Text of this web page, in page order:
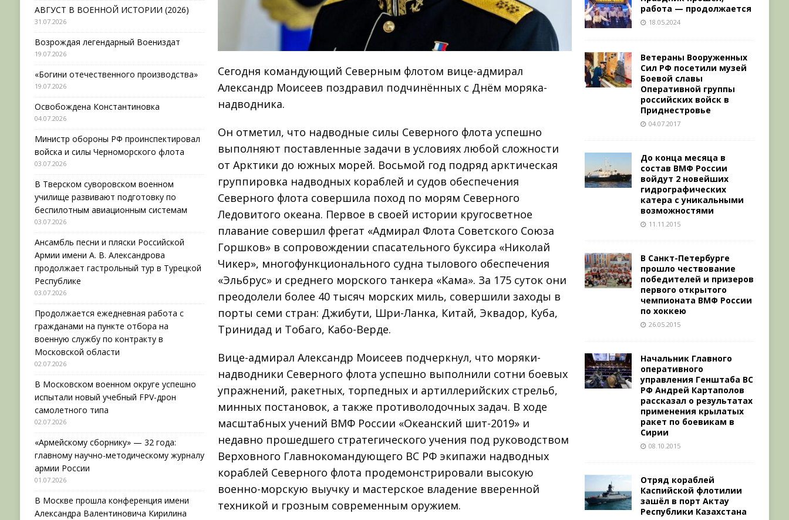
Сегодня командующий Северным флотом вице-адмирал
Александр Моисеев поздравил подчинённых с Днём моряка-
надводника.
Он отметил, что надводные силы Северного флота успешно
выполняют поставленные задачи в условиях любой сложности
от Арктики до южных морей. Восьмой год подряд арктическая
группировка надводных кораблей и судов обеспечения
Северного флота совершила поход по морям Северного
Ледовитого океана. Первое в своей истории кругосветное
плавание совершил фрегат «Адмирал Флота Советского Союза
Горшков» в сопровождении спасательного буксира «Николай
Чикер», многофункционального судна тылового обеспечения
«Эльбрус» и среднего морского танкера «Кама». За 175 суток они
преодолели более 40 тысяч морских миль, совершили заходы в
порты семи стран: Джибути, Шри-Ланка, Китай, Эквадор, Куба,
Тринидад и Тобаго, Кабо-Верде.
Вице-адмирал Александр Моисеев подчеркнул, что моряки-
надводники Северного флота успешно выполнили сотни боевых
упражнений, ракетных, торпедных и артиллерийских стрельб,
минных постановок, а также противолодочных задач. В ходе
масштабных учений ВМФ России «Океанский шит-2019» и
недавно прошедшего стратегического учения под руководством
Верховного Главнокомандующего ВС РФ экипажи надводных
кораблей Северного флота продемонстрировали высокую
военно-морскую выучку и мастерское владение вверенной
техникой и грозным современным оружием.
АВГУСТ В ВОЕННОЙ ИСТОРИИ (2026)
31.07.2026
Возрождая легендарный Воениздат
19.07.2026
«Богини отечественного производства»
19.07.2026
Освобождена Константиновка
04.07.2026
Министр обороны РФ проинспектировал
войска и силы Черноморского флота
03.07.2026
В Тверском суворовском военном
училище развивают подготовку по
беспилотным авиационным системам
03.07.2026
Ансамбль песни и пляски Российской
Армии имени А. В. Александрова
продолжает гастрольный тур в Турецкой
Республике
03.07.2026
Продолжается ежедневная работа с
гражданами на пункте отбора на
военную службу по контракту в
Московской области
02.07.2026
В Московском военном округе успешно
испытали новый учебный FPV-дрон
самолетного типа
02.07.2026
«Армейскому сборнику» — 32 года:
главному научно-методическому журналу
армии России
01.07.2026
В Москве прошла конференция имени
Александра Валентиновича Кирилина
работа — продолжается
18.05.2024
Ветераны Вооруженных
Сил РФ посетили музей
Боевой славы
Оперативной группы
российских войск в
Приднестровье
04.07.2017
До конца месяца в
состав ВМФ России
войдут 2 новейших
гидрографических
катера с уникальными
возможностями
11.11.2015
В Санкт-Петербурге
прошло чествование
победителей и призеров
первого открытого
чемпионата ВМФ России
по хоккею
26.05.2015
Начальник Главного
оперативного
управления Генштаба ВС
РФ Андрей Картаполов
рассказал о результатах
применения крылатых
ракет по боевикам в
Сирии
08.10.2015
Отряд кораблей
Каспийской флотилии
зашёл в порт Актау
Республики Казахстана